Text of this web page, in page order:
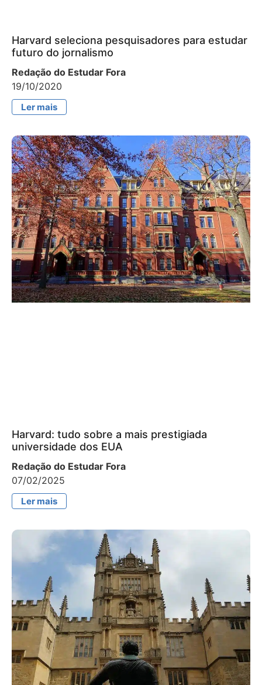
Harvard seleciona pesquisadores para estudar
futuro do jornalismo
Redação do Estudar Fora
19/10/2020
Ler mais
Harvard: tudo sobre a mais prestigiada
universidade dos EUA
Redação do Estudar Fora
07/02/2025
Ler mais